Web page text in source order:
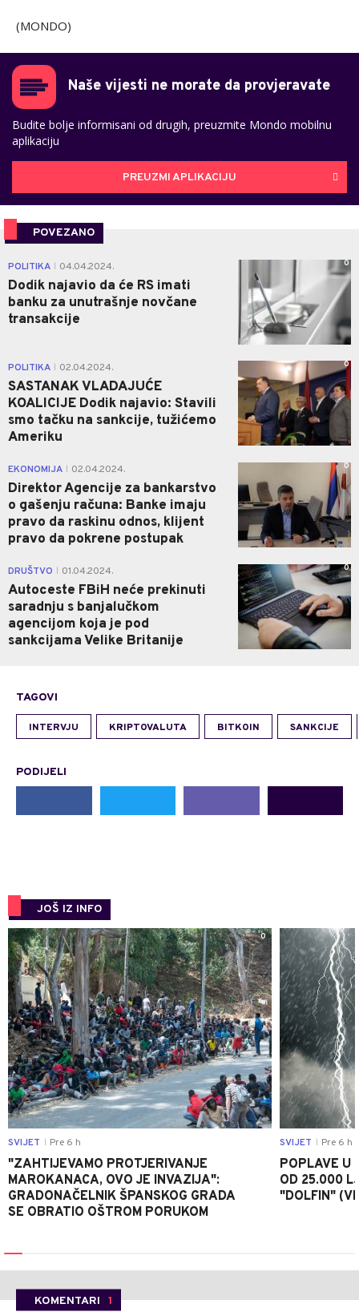
(MONDO)
Naše vijesti ne morate da provjeravate
Budite bolje informisani od drugih, preuzmite Mondo mobilnu
aplikaciju
PREUZMI APLIKACIJU
POVEZANO
POLITIKA 04.04.2024.
Dodik najavio da će RS imati
banku za unutrašnje novčane
transakcije
0
POLITIKA 02.04.2024.
SASTANAK VLADAJUĆE
KOALICIJE Dodik najavio: Stavili
smo tačku na sankcije, tužićemo
Ameriku
0
EKONOMIJA 02.04.2024.
Direktor Agencije za bankarstvo
o gašenju računa: Banke imaju
pravo da raskinu odnos, klijent
pravo da pokrene postupak
0
DRUŠTVO 01.04.2024.
Autoceste FBiH neće prekinuti
saradnju s banjalučkom
agencijom koja je pod
sankcijama Velike Britanije
0
TAGOVI
INTERVJU KRIPTOVALUTA BITKOIN SANKCIJE
PODIJELI
JOŠ IZ INFO
0
SVIJET Pre 6 h
"ZAHTIJEVAMO PROTJERIVANJE
MAROKANACA, OVO JE INVAZIJA":
GRADONAČELNIK ŠPANSKOG GRADA
SE OBRATIO OŠTROM PORUKOM
SVIJET Pre 6 h
POPLAVE U
OD 25.000
"DOLFIN"
KOMENTARI 1